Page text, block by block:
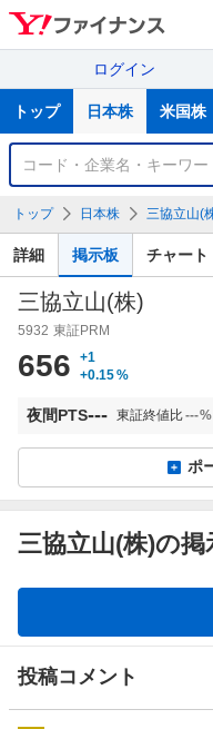
ログイン
サ
トップ 日本株 米国株
銘
検
索
トップ 日本株 三協立山(
詳細 掲示板 チャート
三協立山(株)
5932 東証PRM
656
+1
+0.15%
夜間PTS--- 東証終値比---%
ポ
三協立山(株)の掲
板
投稿コメント